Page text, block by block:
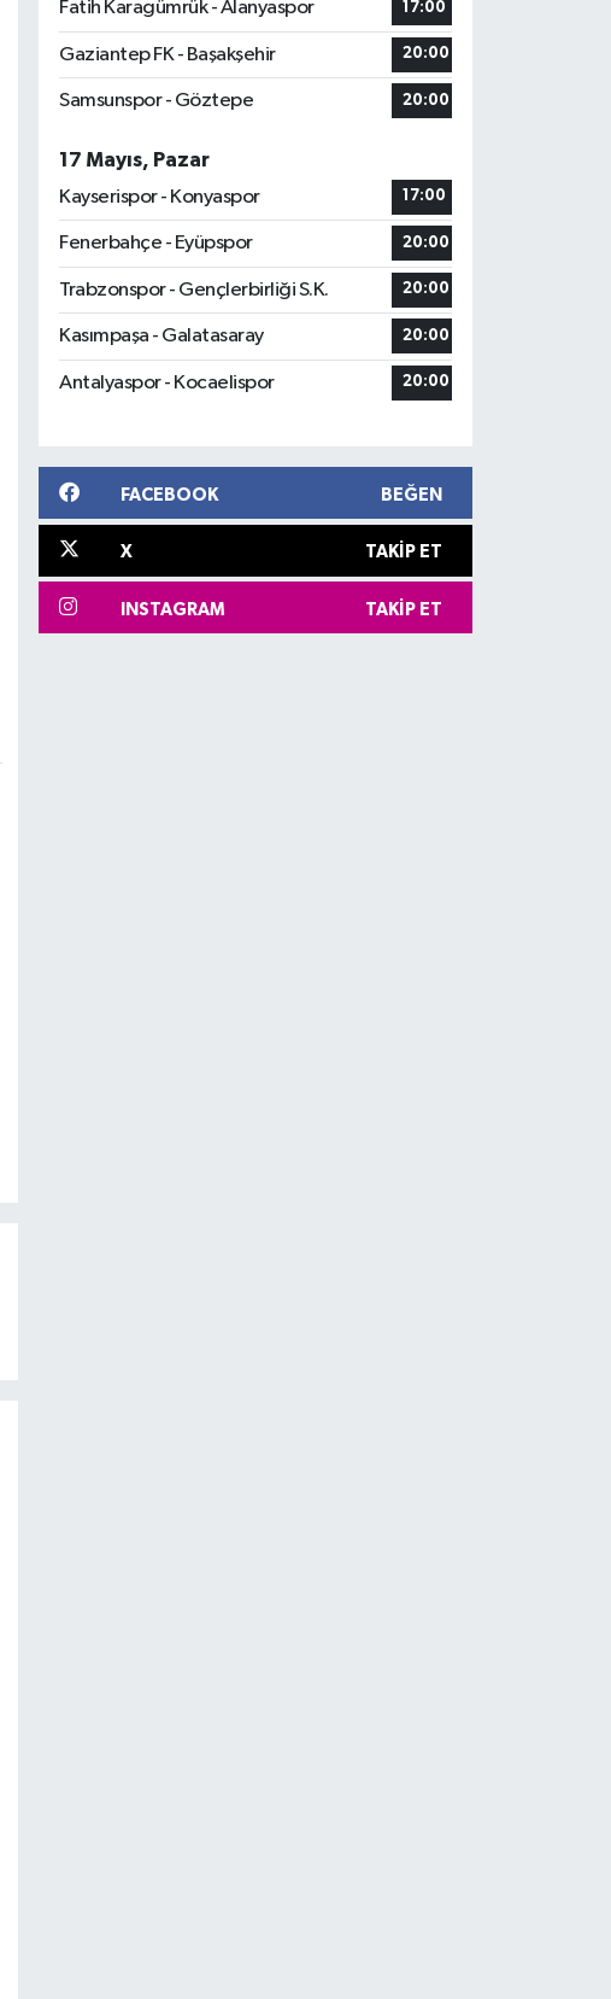
Fatih Karagümrük - Alanyaspor
17:00
Gaziantep FK - Başakşehir 20:00
Samsunspor - Göztepe 20:00
17 Mayıs, Pazar
Kayserispor - Konyaspor
17:00
Fenerbahçe - Eyüpspor 20:00
Trabzonspor - Gençlerbirliği S.K. 20:00
Kasımpaşa - Galatasaray 20:00
Antalyaspor - Kocaelispor 20:00
FACEBOOK BEĞEN
X TAKIP ET
INSTAGRAM TAKIP ET